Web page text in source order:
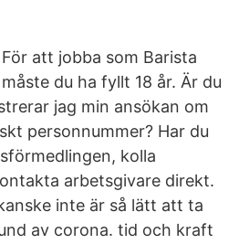
För att jobba som Barista
måste du ha fyllt 18 år. Är du
jag min ansökan om
personnummer? Har du
kolla
arbetsgivare direkt.
inte är så lätt att ta
av corona. tid och kraft